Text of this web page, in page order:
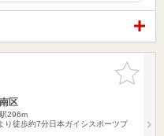
お気に入
りに追加
区
296m
徒歩約7分日本ガイシスポーツプ